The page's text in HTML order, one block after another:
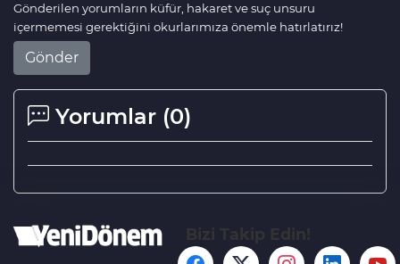
Gönderilen yorumların küfür, hakaret ve suç unsuru
içermemesi gerektiğini okurlarımıza önemle hatırlatırız!
Gönder
Yorumlar (0)